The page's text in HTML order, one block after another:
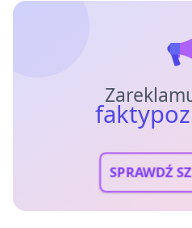
SPRAWDŹ